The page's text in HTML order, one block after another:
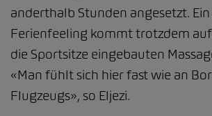
anderthalb Stunden angesetzt. Ein
Ferienfeeling kommt trotzdem
die Sportsitze eingebauten
«Man fühlt sich hier fast wie an
Flugzeugs», so Eljezi.